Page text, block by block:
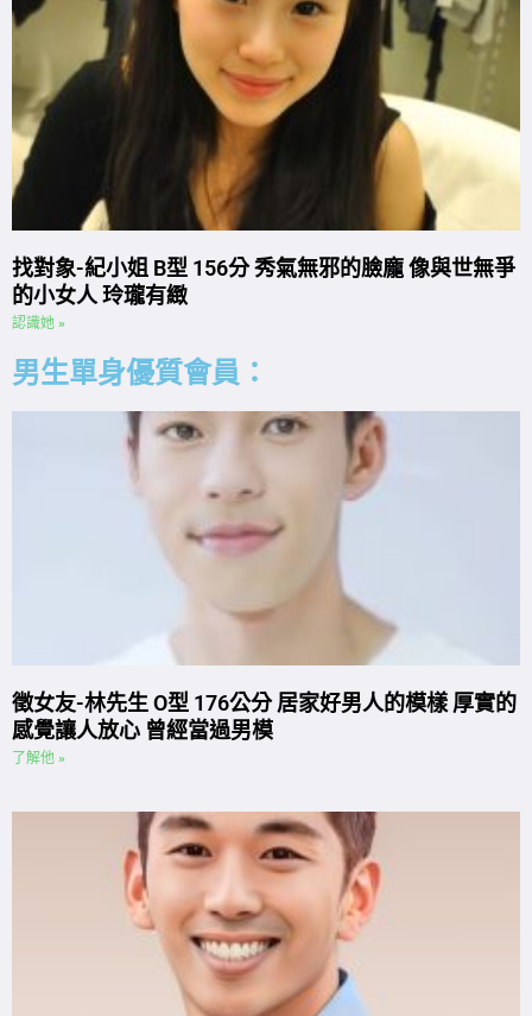
找對象-紀小姐 B型 156分 秀氣無邪的臉龐 像與世無爭
的小女人 玲瓏有緻
認識她 »
男生單身優質會員：
徵女友-林先生 O型 176公分 居家好男人的模樣 厚實的
感覺讓人放心 曾經當過男模
了解他 »